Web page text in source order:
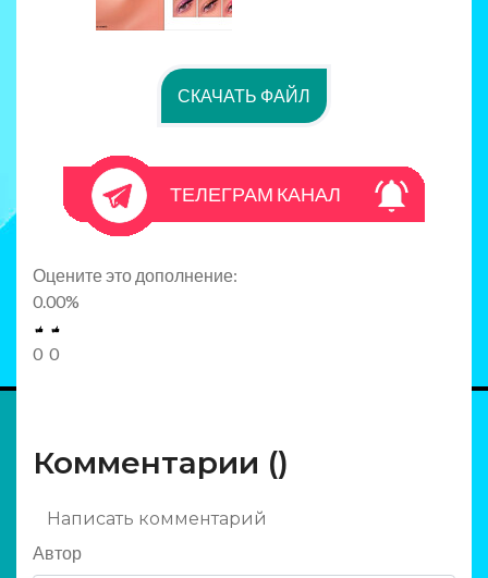
СКАЧАТЬ ФАЙЛ
ТЕЛЕГРАМ КАНАЛ
Оцените это дополнение:
0.00%
0 0
Комментарии ()
Написать комментарий
Автор